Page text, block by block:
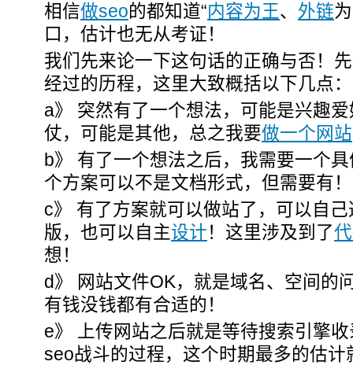
相信做seo的都知道“内容为王、 外链
口，估计也无从考证！
我们先来论一下这句话的正确与否！
经过的历程，这里大致概括以下几点：
a》 突然有了一个想法，可能是兴趣
仗，可能是其他，总之我要做一个网站
b》 有了一个想法之后，我需要一个
个方案可以不是文档形式，但需要有！
c》 有了方案就可以做站了，可以自己
版，也可以自主设计！这里涉及到了
想！
d》 网站文件OK，就是域名、空间的
有钱没钱都有合适的！
e》 上传网站之后就是等待搜索引擎
seo战斗的过程，这个时期最多的估